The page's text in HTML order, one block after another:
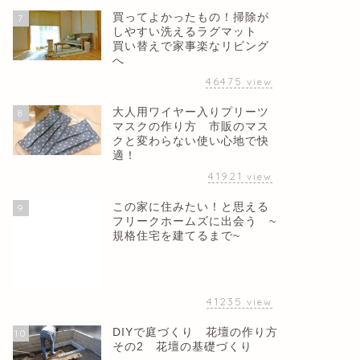
7
買ってよかったもの！掃除が
しやすい洗えるラグマット
買い替えで家事楽なリビング
へ
46475 view
8
大人用ワイヤー入りプリーツ
マスクの作り方 市販のマス
クと変わらない使い心地で快
適！
41921 view
9
この家に住みたい！と思える
フリークホームズに出会う ~
規格住宅を建てるまで~
41235 view
10
DIYで庭づくり 花壇の作り方
その2 花壇の基礎づくり